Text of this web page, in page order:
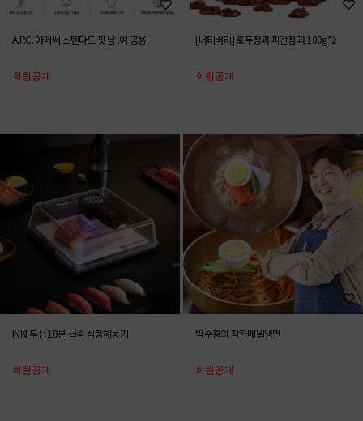
A.P.C. 아페쎄 스텐다드 핏 남..여 공용
회원공개
[너티버티] 호두정과 피칸정과 100g*2
회원공개
INKI 무선 10분 급속 식품해동기
회원공개
박수홍의 착한메일냉면
회원공개